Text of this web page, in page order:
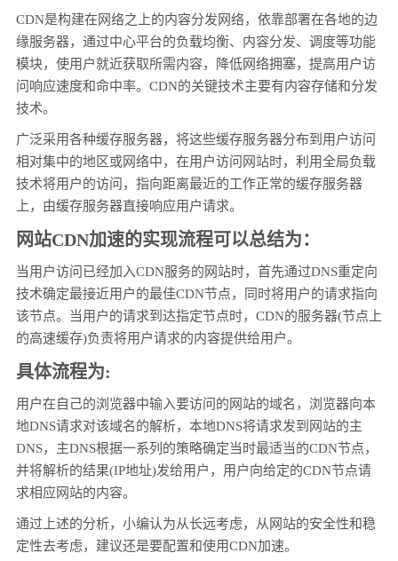
CDN是构建在网络之上的内容分发网络，依靠部署在各地的边
缘服务器，通过中心平台的负载均衡、内容分发、调度等功能
模块，使用户就近获取所需内容，降低网络拥塞，提高用户访
问响应速度和命中率。CDN的关键技术主要有内容存储和分发
技术。
广泛采用各种缓存服务器，将这些缓存服务器分布到用户访问
相对集中的地区或网络中，在用户访问网站时，利用全局负载
技术将用户的访问，指向距离最近的工作正常的缓存服务器
上，由缓存服务器直接响应用户请求。
网站CDN加速的实现流程可以总结为：
当用户访问已经加入CDN服务的网站时，首先通过DNS重定向
技术确定最接近用户的最佳CDN节点，同时将用户的请求指向
该节点。当用户的请求到达指定节点时，CDN的服务器(节点上
的高速缓存)负责将用户请求的内容提供给用户。
具体流程为:
用户在自己的浏览器中输入要访问的网站的域名，浏览器向本
地DNS请求对该域名的解析，本地DNS将请求发到网站的主
DNS，主DNS根据一系列的策略确定当时最适当的CDN节点，
并将解析的结果(IP地址)发给用户，用户向给定的CDN节点请
求相应网站的内容。
通过上述的分析，小编认为从长远考虑，从网站的安全性和稳
定性去考虑，建议还是要配置和使用CDN加速。